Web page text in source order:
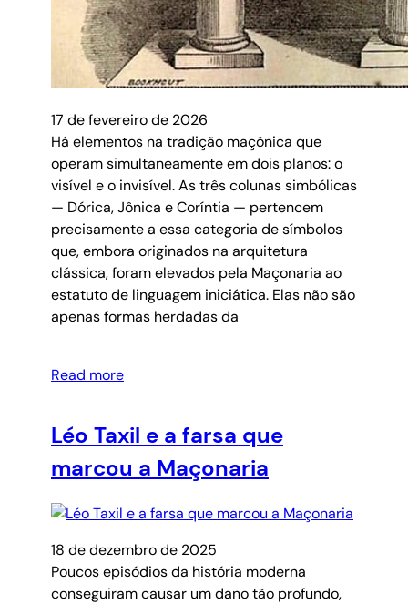
17 de fevereiro de 2026
Há elementos na tradição maçônica que
operam simultaneamente em dois planos: o
visível e o invisível. As três colunas simbólicas
— Dórica, Jônica e Coríntia — pertencem
precisamente a essa categoria de símbolos
que, embora originados na arquitetura
clássica, foram elevados pela Maçonaria ao
estatuto de linguagem iniciática. Elas não são
apenas formas herdadas da
Read more
Léo Taxil e a farsa que
marcou a Maçonaria
18 de dezembro de 2025
Poucos episódios da história moderna
conseguiram causar um dano tão profundo,